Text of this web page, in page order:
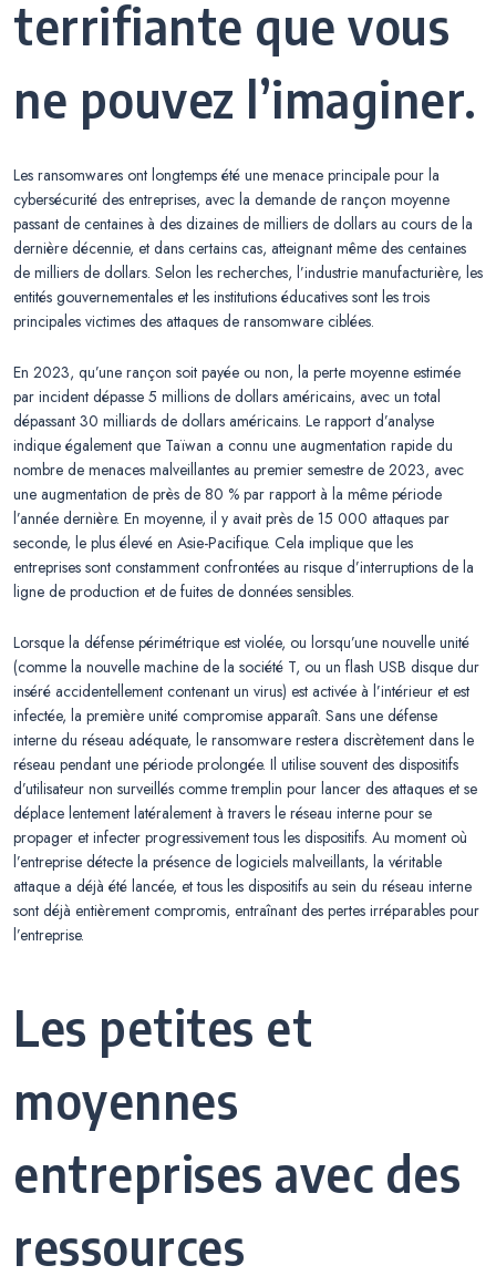
terrifiante que vous
ne pouvez l’imaginer.
Les ransomwares ont longtemps été une menace principale pour la
cybersécurité des entreprises, avec la demande de rançon moyenne
passant de centaines à des dizaines de milliers de dollars au cours de la
dernière décennie, et dans certains cas, atteignant même des centaines
de milliers de dollars. Selon les recherches, l’industrie manufacturière, les
entités gouvernementales et les institutions éducatives sont les trois
principales victimes des attaques de ransomware ciblées.
En 2023, qu’une rançon soit payée ou non, la perte moyenne estimée
par incident dépasse 5 millions de dollars américains, avec un total
dépassant 30 milliards de dollars américains. Le rapport d’analyse
indique également que Taïwan a connu une augmentation rapide du
nombre de menaces malveillantes au premier semestre de 2023, avec
une augmentation de près de 80 % par rapport à la même période
l’année dernière. En moyenne, il y avait près de 15 000 attaques par
seconde, le plus élevé en Asie-Pacifique. Cela implique que les
entreprises sont constamment confrontées au risque d’interruptions de la
ligne de production et de fuites de données sensibles.
Lorsque la défense périmétrique est violée, ou lorsqu’une nouvelle unité
(comme la nouvelle machine de la société T, ou un flash USB disque dur
inséré accidentellement contenant un virus) est activée à l’intérieur et est
infectée, la première unité compromise apparaît. Sans une défense
interne du réseau adéquate, le ransomware restera discrètement dans le
réseau pendant une période prolongée. Il utilise souvent des dispositifs
d’utilisateur non surveillés comme tremplin pour lancer des attaques et se
déplace lentement latéralement à travers le réseau interne pour se
propager et infecter progressivement tous les dispositifs. Au moment où
l’entreprise détecte la présence de logiciels malveillants, la véritable
attaque a déjà été lancée, et tous les dispositifs au sein du réseau interne
sont déjà entièrement compromis, entraînant des pertes irréparables pour
l’entreprise.
Les petites et
moyennes
entreprises avec des
ressources